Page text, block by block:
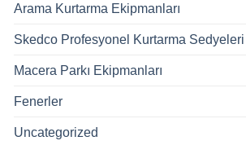
Arama Kurtarma Ekipmanları
Skedco Profesyonel Kurtarma Sedyeleri
Macera Parkı Ekipmanları
Fenerler
Uncategorized